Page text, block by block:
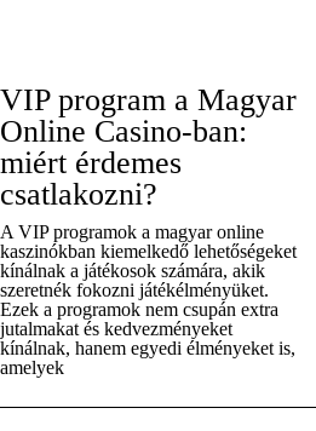
VIP program a Magyar
Online Casino-ban:
miért érdemes
csatlakozni?
A VIP programok a magyar online
kaszinókban kiemelkedő lehetőségeket
kínálnak a játékosok számára, akik
szeretnék fokozni játékélményüket.
Ezek a programok nem csupán extra
jutalmakat és kedvezményeket
kínálnak, hanem egyedi élményeket is,
amelyek